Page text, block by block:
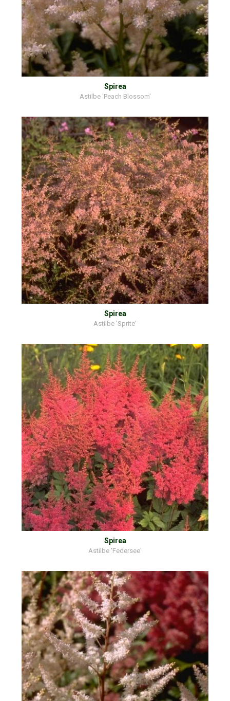
Spirea
Astilbe 'Peach Blossom'
Spirea
Astilbe 'Sprite'
Spirea
Astilbe 'Federsee'